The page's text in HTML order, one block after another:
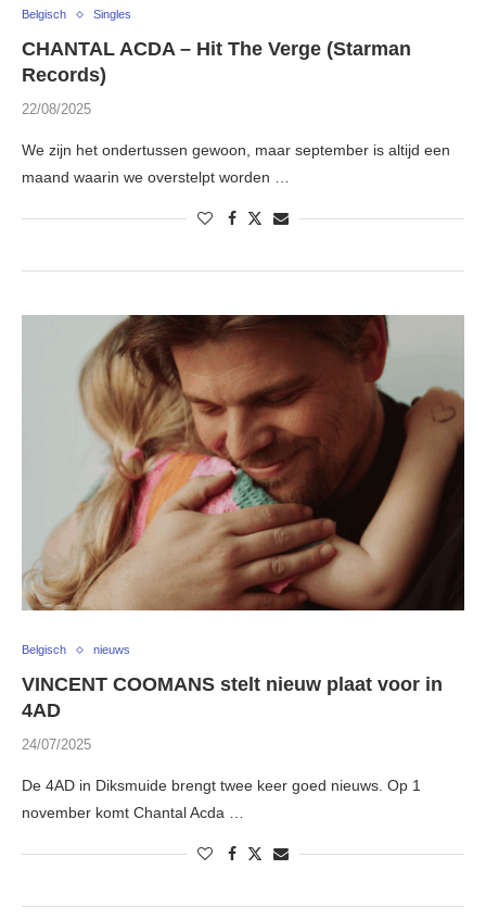
Belgisch Singles
CHANTAL ACDA – Hit The Verge (Starman
Records)
22/08/2025
We zijn het ondertussen gewoon, maar september is altijd een
maand waarin we overstelpt worden …
Belgisch nieuws
VINCENT COOMANS stelt nieuw plaat voor in
4AD
24/07/2025
De 4AD in Diksmuide brengt twee keer goed nieuws. Op 1
november komt Chantal Acda …